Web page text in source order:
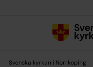
Svenska kyrkan i Norrköping